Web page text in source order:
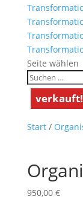
Seite wählen
Start/
verkauft!
950,00 €
verkauft!
verkauft!